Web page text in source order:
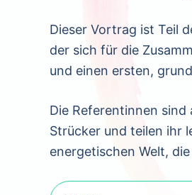
Dieser Vortrag ist Teil
der sich für die
und einen ersten,
Die Referentinnen sind
Strücker und teilen ihr
energetischen Welt,